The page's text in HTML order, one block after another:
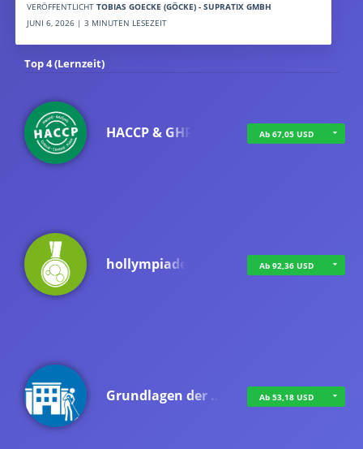
VERÖFFENTLICHT TOBIAS GOECKE (GÖCKE) - SUPRATIX GMBH
JUNI 6, 2026 | 3 MINUTEN LESEZEIT
Top 4 (Lernzeit)
HACCP & GHP Ab 67,05 USD
hollympiade Ab 92,36 USD
Grundlagen der … Ab 53,18 USD